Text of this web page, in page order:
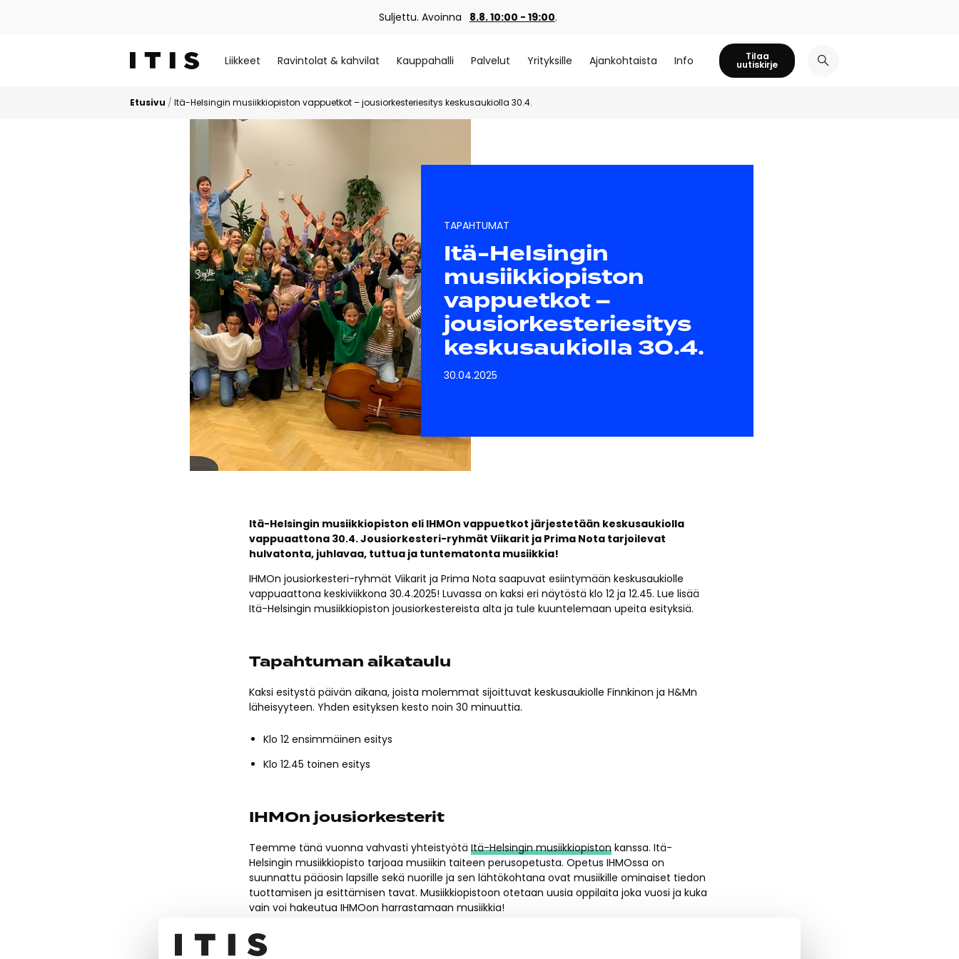
Suljettu. Avoinna 8.8. 10:00 - 19:00.
Liikkeet Ravintolat & kahvilat Kauppahalli Palvelut Yrityksille Ajankohtaista Info Tilaa
uutiskirje
Etusivu / Itä-Helsingin musiikkiopiston vappuetkot – jousiorkesteriesitys keskusaukiolla 30.4.
Itä-Helsingin
musiikkiopiston
vappuetkot –
jousiorkesteriesitys
keskusaukiolla 30.4.
TAPAHTUMAT
30.04.2025
Itä-Helsingin musiikkiopiston eli IHMOn vappuetkot järjestetään keskusaukiolla
vappuaattona 30.4. Jousiorkesteri-ryhmät Viikarit ja Prima Nota tarjoilevat
hulvatonta, juhlavaa, tuttua ja tuntematonta musiikkia!
IHMOn jousiorkesteri-ryhmät Viikarit ja Prima Nota saapuvat esiintymään keskusaukiolle
vappuaattona keskiviikkona 30.4.2025! Luvassa on kaksi eri näytöstä klo 12 ja 12.45. Lue lisää
Itä-Helsingin musiikkiopiston jousiorkestereista alta ja tule kuuntelemaan upeita esityksiä.
Tapahtuman aikataulu
Kaksi esitystä päivän aikana, joista molemmat sijoittuvat keskusaukiolle Finnkinon ja H&Mn
läheisyyteen. Yhden esityksen kesto noin 30 minuuttia.
Klo 12 ensimmäinen esitys
Klo 12.45 toinen esitys
IHMOn jousiorkesterit
Teemme tänä vuonna vahvasti yhteistyötäItä-Helsingin musiikkiopiston kanssa. Itä-
Helsingin musiikkiopisto tarjoaa musiikin taiteen perusopetusta. Opetus IHMOssa on
suunnattu pääosin lapsille sekä nuorille ja sen lähtökohtana ovat musiikille ominaiset tiedon
tuottamisen ja esittämisen tavat. Musiikkiopistoon otetaan uusia oppilaita joka vuosi ja kuka
vain voi hakeutua IHMOon harrastamaan musiikkia!
Jousiorkestereissa yleisesti soitetaan jousisoitinperheen soittimia eli viulua, alttoviulua, selloa
ja kontrabassoa. Keskusaukiolla esiintyvässä